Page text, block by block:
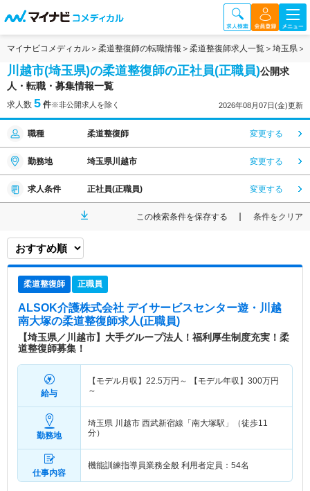
マイナビコメディカル 柔道整復師の転職情報 柔道整復師求人一覧 埼玉県
川越市(埼玉県)の柔道整復師の正社員(正職員)公開求
人・転職・募集情報一覧
求人数 5 件※非公開求人を除く 2026年08月07日(金)更新
職種 柔道整復師 変更する
勤務地 埼玉県川越市 変更する
求人条件 正社員(正職員) 変更する
この検索条件を保存する 条件をクリア
柔道整復師 正職員
ALSOK介護株式会社 デイサービスセンター遊・川越
南大塚の柔道整復師求人(正職員)
【埼玉県／川越市】大手グループ法人！福利厚生制度充実！柔
道整復師募集！
給与
【モデル月収】 22.5万円～ 【モデル年収】 300万円
～
勤務地
埼玉県 川越市 西武新宿線「南大塚駅」（徒歩11
分）
仕事内容
機能訓練指導員業務全般 利用者定員：54名